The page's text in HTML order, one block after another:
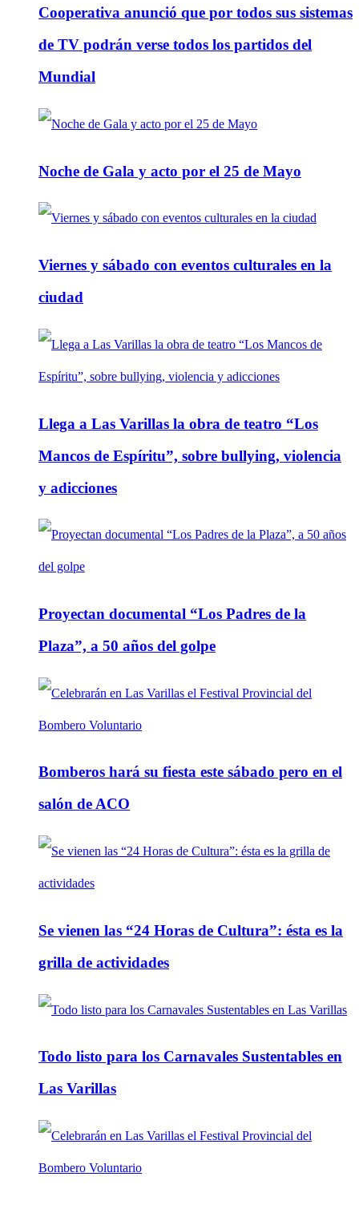
Cooperativa anunció que por todos sus sistemas
de TV podrán verse todos los partidos del
Mundial
Noche de Gala y acto por el 25 de Mayo
Viernes y sábado con eventos culturales en la
ciudad
Llega a Las Varillas la obra de teatro “Los
Mancos de Espíritu”, sobre bullying, violencia
y adicciones
Proyectan documental “Los Padres de la
Plaza”, a 50 años del golpe
Bomberos hará su fiesta este sábado pero en el
salón de ACO
Se vienen las “24 Horas de Cultura”: ésta es la
grilla de actividades
Todo listo para los Carnavales Sustentables en
Las Varillas